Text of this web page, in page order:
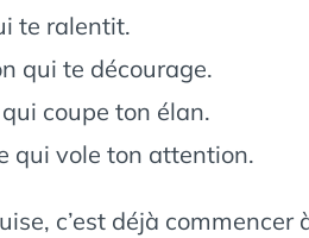
te ralentit.
qui te décourage.
coupe ton élan.
qui vole ton attention.
c’est déjà